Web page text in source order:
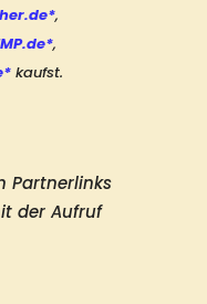
kaufst.
Bei der Nutzung von Partnerlinks
der Aufruf